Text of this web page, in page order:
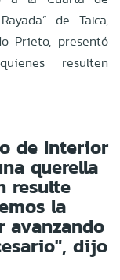
de Talca,
Prieto, presentó
resulten
de Interior
querella
resulte
la
avanzando
dijo